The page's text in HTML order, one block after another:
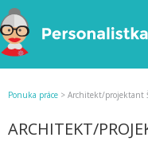
Ponuka práce > Architekt/projektant
ARCHITEKT/